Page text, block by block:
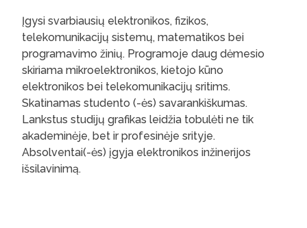
Įgysi svarbiausių elektronikos, fizikos,
telekomunikacijų sistemų, matematikos bei
programavimo žinių. Programoje daug dėmesio
skiriama mikroelektronikos, kietojo kūno
elektronikos bei telekomunikacijų sritims.
Skatinamas studento (-ės) savarankiškumas.
Lankstus studijų grafikas leidžia tobulėti ne tik
akademinėje, bet ir profesinėje srityje.
Absolventai(-ės) įgyja elektronikos inžinerijos
išsilavinimą.